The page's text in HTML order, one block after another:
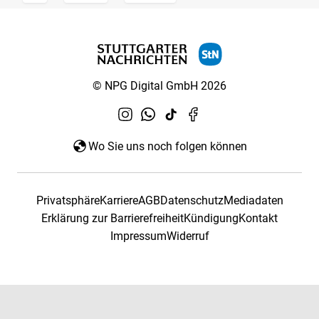
© NPG Digital GmbH 2026
Wo Sie uns noch folgen können
PrivatsphäreKarriereAGBDatenschutzMediadaten
Erklärung zur BarrierefreiheitKündigungKontakt
ImpressumWiderruf